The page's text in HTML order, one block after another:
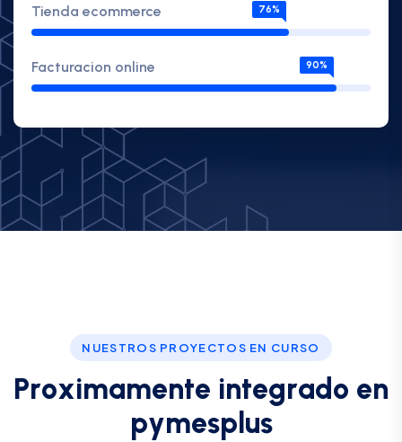
Tienda ecommerce 76%
Facturacion online 90%
NUESTROS PROYECTOS EN CURSO
Proximamente integrado en
pymesp us